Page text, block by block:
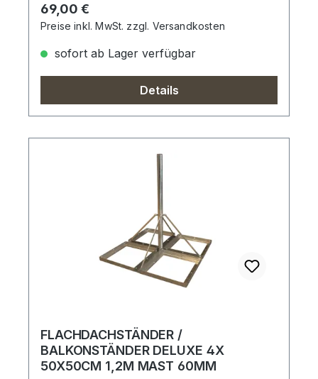
Regulärer Preis:
69,00 €
Preise inkl. MwSt. zzgl. Versandkosten
sofort ab Lager verfügbar
Details
FLACHDACHSTÄNDER /
BALKONSTÄNDER DELUXE 4X
50X50CM 1,2M MAST 60MM